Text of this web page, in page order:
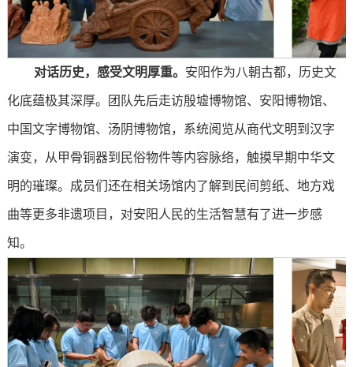
对话历史，感受文明厚重。 安阳作为八朝古都，历史文
化底蕴极其深厚。团队先后走访殷墟博物馆、安阳博物馆、
中国文字博物馆、汤阴博物馆，系统阅览从商代文明到汉字
演变，从甲骨铜器到民俗物件等内容脉络，触摸早期中华文
明的璀璨。成员们还在相关场馆内了解到民间剪纸、地方戏
曲等更多非遗项目，对安阳人民的生活智慧有了进一步感
知。